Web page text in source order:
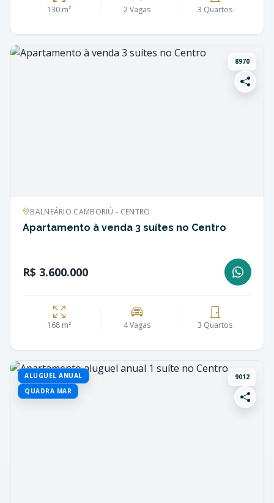
130 m² 2 Vagas 3 Quartos
8970
BALNEÁRIO CAMBORIÚ - CENTRO
Apartamento à venda 3 suítes no Centro
R$ 3.600.000
168 m² 4 Vagas 3 Quartos
ALUGUEL ANUAL
QUADRA MAR
9012